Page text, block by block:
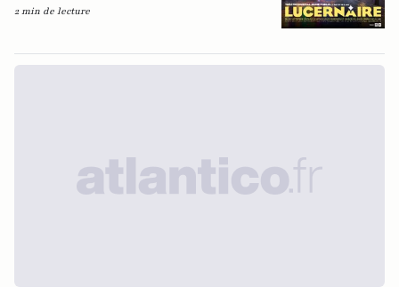
2 min de lecture